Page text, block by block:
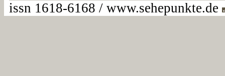
issn 1618-6168 / www.sehepunkte.de